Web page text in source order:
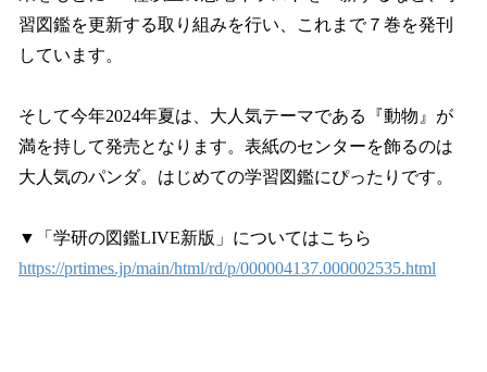
習図鑑を更新する取り組みを行い、これまで７巻を発刊
しています。
そして今年2024年夏は、大人気テーマである『動物』が
満を持して発売となります。表紙のセンターを飾るのは
大人気のパンダ。はじめての学習図鑑にぴったりです。
▼「学研の図鑑LIVE新版」についてはこちら
https://prtimes.jp/main/html/rd/p/000004137.000002535.html